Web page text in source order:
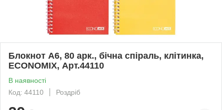
Блокнот А6, 80 арк., бічна спіраль, клітинка,
ECONOMIX, Арт.44110
В наявності
Код: 44110
Роздріб